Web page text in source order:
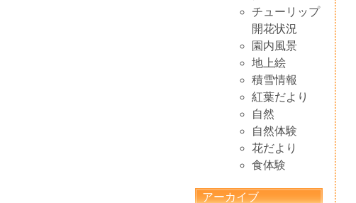
チューリップ
開花状況
園内風景
地上絵
積雪情報
紅葉だより
自然
自然体験
花だより
食体験
アーカイブ